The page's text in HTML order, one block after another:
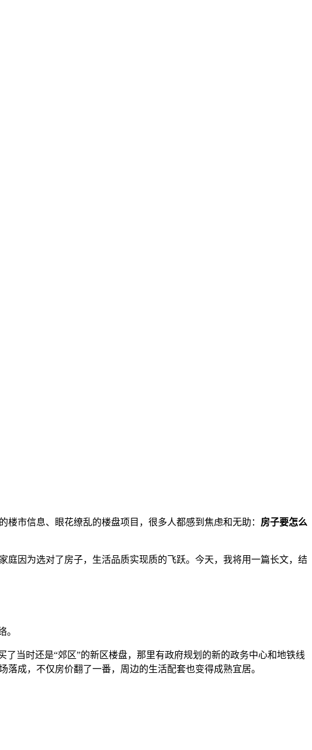
市信息、眼花缭乱的楼盘项目，很多人都感到焦虑和无助： 房子要怎么
因为选对了房子，生活品质实现质的飞跃。今天，我将用一篇长文，结
。
当时还是“郊区”的新区楼盘，那里有政府规划的新的政务中心和地铁线
成，不仅房价翻了一番，周边的生活配套也变得成熟宜居。